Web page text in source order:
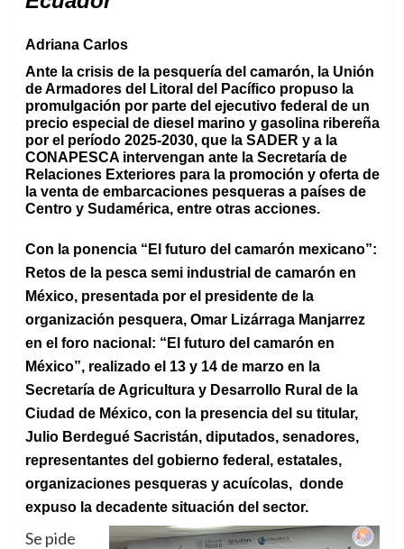
Adriana Carlos
Ante la crisis de la pesquería del camarón, la Unión
de Armadores del Litoral del Pacífico propuso la
promulgación por parte del ejecutivo federal de un
precio especial de diesel marino y gasolina ribereña
por el período 2025-2030, que la SADER y a la
CONAPESCA intervengan ante la Secretaría de
Relaciones Exteriores para la promoción y oferta de
la venta de embarcaciones pesqueras a países de
Centro y Sudamérica, entre otras acciones.
Con la ponencia “El futuro del camarón mexicano”:
Retos de la pesca semi industrial de camarón en
México, presentada por el presidente de la
organización pesquera, Omar Lizárraga Manjarrez
en el foro nacional: “El futuro del camarón en
México”, realizado el 13 y 14 de marzo en la
Secretaría de Agricultura y Desarrollo Rural de la
Ciudad de México, con la presencia del su titular,
Julio Berdegué Sacristán, diputados, senadores,
representantes del gobierno federal, estatales,
organizaciones pesqueras y acuícolas, donde
expuso la decadente situación del sector.
Se pide